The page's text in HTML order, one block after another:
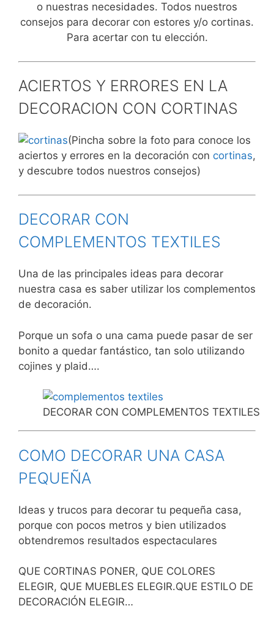
o nuestras necesidades. Todos nuestros
consejos para decorar con estores y/o cortinas.
Para acertar con tu elección.
ACIERTOS Y ERRORES EN LA
DECORACION CON CORTINAS
(Pincha sobre la foto para conoce los
aciertos y errores en la decoración con cortinas,
y descubre todos nuestros consejos)
DECORAR CON
COMPLEMENTOS TEXTILES
Una de las principales ideas para decorar
nuestra casa es saber utilizar los complementos
de decoración.
Porque un sofa o una cama puede pasar de ser
bonito a quedar fantástico, tan solo utilizando
cojines y plaid….
DECORAR CON COMPLEMENTOS TEXTILES
COMO DECORAR UNA CASA
PEQUEÑA
Ideas y trucos para decorar tu pequeña casa,
porque con pocos metros y bien utilizados
obtendremos resultados espectaculares
QUE CORTINAS PONER, QUE COLORES
ELEGIR, QUE MUEBLES ELEGIR.QUE ESTILO DE
DECORACIÓN ELEGIR…